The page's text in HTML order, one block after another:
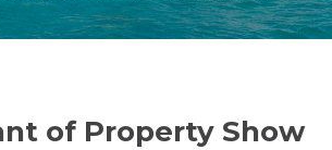
of Property Show